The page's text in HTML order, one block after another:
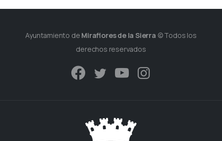
Ayuntamiento de Miraflores de la Sierra © Todos los
derechos reservados